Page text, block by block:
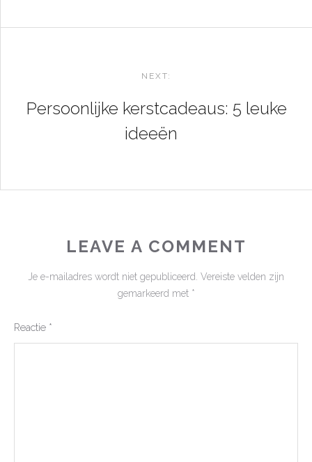
NEXT:
Persoonlijke kerstcadeaus: 5 leuke
ideeën
LEAVE A COMMENT
Je e-mailadres wordt niet gepubliceerd. Vereiste velden zijn
gemarkeerd met *
Reactie *